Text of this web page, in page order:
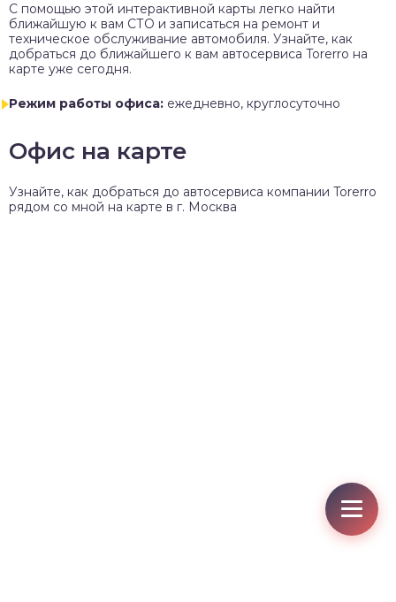
C помощью этой интерактивной карты легко найти
ближайшую к вам СТО и записаться на ремонт и
техническое обслуживание автомобиля. Узнайте, как
добраться до ближайшего к вам автосервиса Torerro на
карте уже сегодня.
Режим работы офиса: ежедневно, круглосуточно
Офис на карте
Узнайте, как добраться до автосервиса компании Torerro
рядом со мной на карте в г. Москва